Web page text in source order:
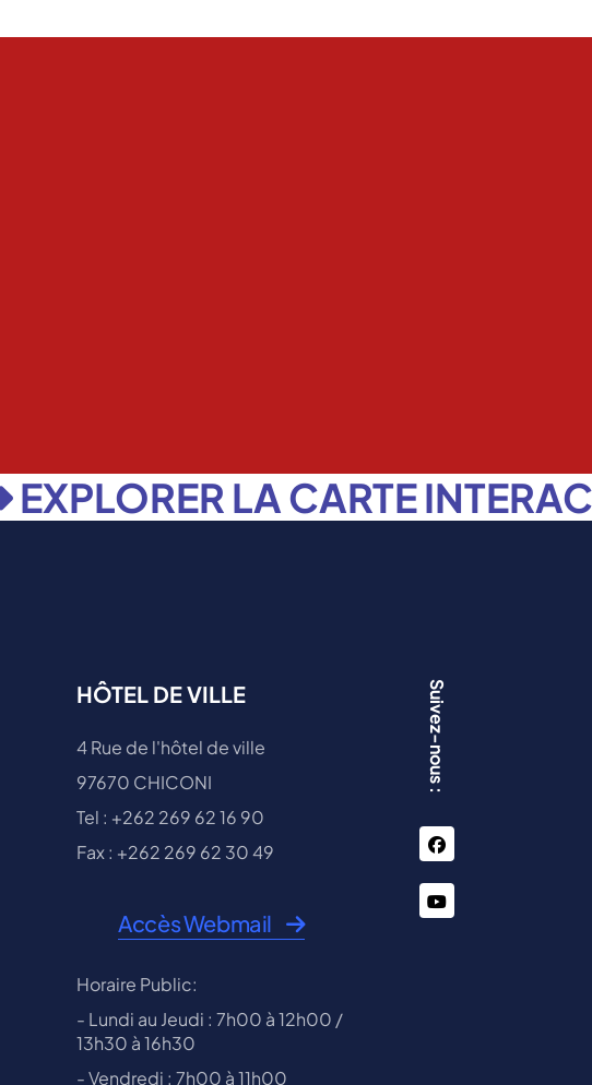
EXPLORER LA CARTE
HÔTEL DE VILLE
4 Rue de l'hôtel de ville
97670 CHICONI
Tel : +262 269 62 16 90
Fax : +262 269 62 30 49
Accès Webmail
Horaire Public:
- Lundi au Jeudi : 7h00 à 12h00 /
13h30 à 16h30
- Vendredi : 7h00 à 11h00
Suivez-nous :
facebook
You